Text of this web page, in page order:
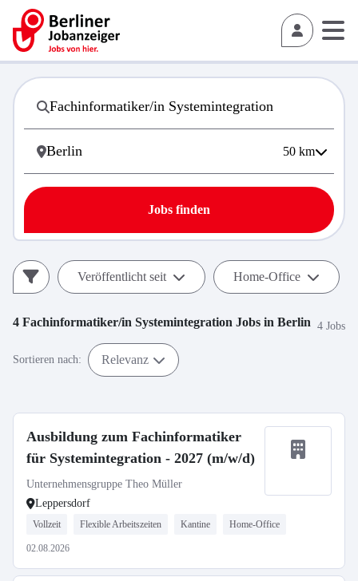
50 km
Jobs finden
Veröffentlicht seit Home-Office
4 Fachinformatiker/in Systemintegration Jobs in Berlin 4 Jobs
Sortieren nach: Relevanz
Ausbildung zum Fachinformatiker
für Systemintegration - 2027 (m/w/d)
Unternehmensgruppe Theo Müller
Leppersdorf
Vollzeit Flexible Arbeitszeiten Kantine Home-Office
02.08.2026